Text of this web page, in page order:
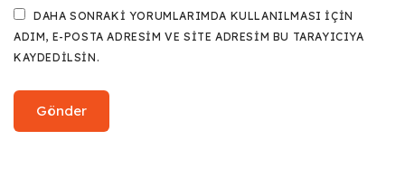
DAHA SONRAKI YORUMLARIMDA KULLANILMASI IÇIN
ADIM, E-POSTA ADRESIM VE SITE ADRESIM BU TARAYICIYA
KAYDEDILSIN.